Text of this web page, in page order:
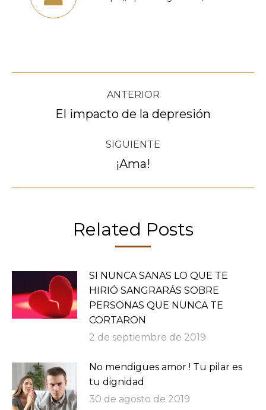
Navegación
entre
publicaciones
ANTERIOR
Publicación
El impacto de la depresión
SIGUIENTE
Publicación
¡Ama!
Related Posts
SI NUNCA SANAS LO QUE TE
HIRIÓ SANGRARÁS SOBRE
PERSONAS QUE NUNCA TE
CORTARON
2 de septiembre de 2019
No mendigues amor ! Tu pilar es
tu dignidad
30 de agosto de 2019